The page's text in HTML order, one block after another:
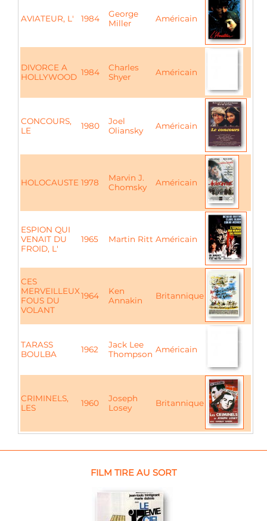
AVIATEUR, L' 1984
George
Miller
Américain
DIVORCE A
HOLLYWOOD 1984
Charles
Shyer
Américain
CONCOURS,
LE
1980
Joel
Oliansky
Américain
HOLOCAUSTE 1978
Marvin J.
Chomsky
Américain
ESPION QUI
VENAIT DU
FROID, L'
1965 Martin Ritt Américain
CES
MERVEILLEUX
FOUS DU
VOLANT
1964
Ken
Annakin
Britannique
TARASS
BOULBA
1962
Jack Lee
Thompson Américain
CRIMINELS,
LES
1960
Joseph
Losey
Britannique
FILM TIRE AU SORT